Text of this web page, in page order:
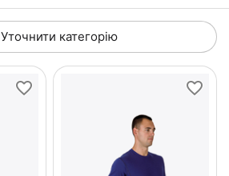
Уточнити категорію